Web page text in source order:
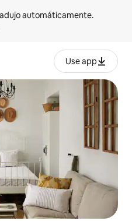
Use app